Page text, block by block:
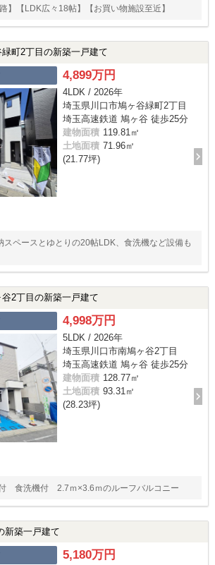
】【LDK広々18帖】【お買い物施設至近】
町2丁目の新築一戸建て
4,899万円
4LDK / 2026年
埼玉県川口市鳩ヶ谷緑町2丁目
埼玉高速鉄道 鳩ヶ谷 徒歩25分
建物面積 119.81㎡
土地面積 71.96㎡
(21.77坪)
スペースとゆとりの20帖LDK、食洗機など設備も
2丁目の新築一戸建て
4,998万円
5LDK / 2026年
埼玉県川口市南鳩ヶ谷2丁目
埼玉高速鉄道 鳩ヶ谷 徒歩25分
建物面積 128.77㎡
土地面積 93.31㎡
(28.23坪)
食洗機付 2.7ｍ×3.6ｍのルーフバルコニー
新築一戸建て
5,180万円